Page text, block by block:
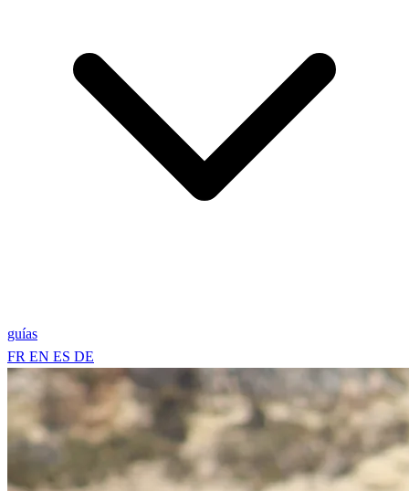
guías
FR EN ES DE